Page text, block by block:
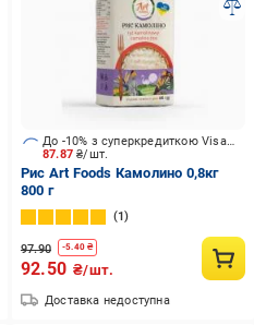
87.87₴/шт.
До -10% з суперкредиткою Visa Вигода
Рис Art Foods Камолино 0,8кг
800 г
1
97.90 -5.40₴
92.50 ₴/шт.
Доставка недоступна